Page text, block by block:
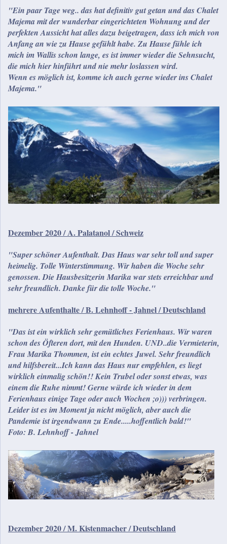
"Ein paar Tage weg.. das hat definitiv gut getan und das Chalet
Majema mit der wunderbar eingerichteten Wohnung und der
perfekten Aussicht hat alles dazu beigetragen, dass ich mich von
Anfang an wie zu Hause gefühlt habe. Zu Hause fühle ich
mich im Wallis schon lange, es ist immer wieder die Sehnsucht,
die mich hier hinführt und nie mehr loslassen wird.
Wenn es möglich ist, komme ich auch gerne wieder ins Chalet
Majema."
Dezember 2020 / A. Palatanol / Schweiz
"Super schöner Aufenthalt. Das Haus war sehr toll und super
heimelig. Tolle Winterstimmung. Wir haben die Woche sehr
genossen. Die Hausbesitzerin Marika war stets erreichbar und
sehr freundlich. Danke für die tolle Woche."
mehrere Aufenthalte / B. Lehnhoff - Jahnel / Deutschland
"Das ist ein wirklich sehr gemütliches Ferienhaus. Wir waren
schon des Öfteren dort, mit den Hunden. UND..die Vermieterin,
Frau Marika Thommen, ist ein echtes Juwel. Sehr freundlich
und hilfsbereit...Ich kann das Haus nur empfehlen, es liegt
wirklich einmalig schön!! Kein Trubel oder sonst etwas, was
einem die Ruhe nimmt! Gerne würde ich wieder in dem
Ferienhaus einige Tage oder auch Wochen ;o))) verbringen.
Leider ist es im Moment ja nicht möglich, aber auch die
Pandemie ist irgendwann zu Ende.....hoffentlich bald!"
Foto: B. Lehnhoff - Jahnel
Dezember 2020 / M. Kistenmacher / Deutschland